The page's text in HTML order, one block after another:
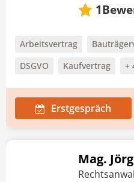
1
Arbeitsvertrag
DSGVO
Kaufvertrag +
Erstgespräch
Mag.